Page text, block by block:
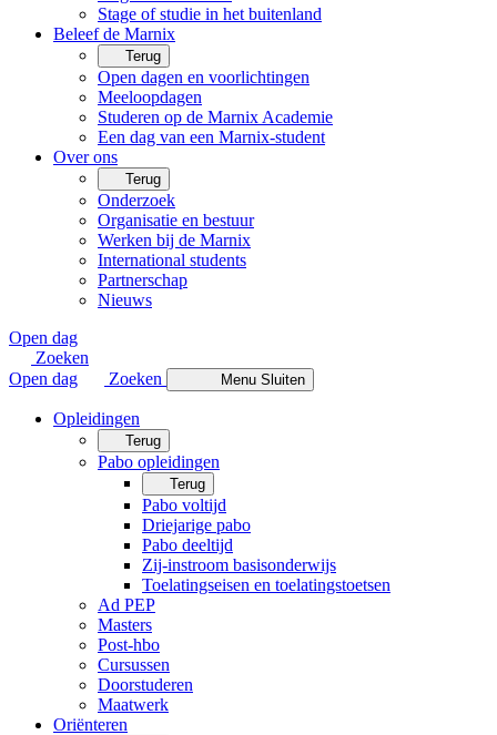
Stage of studie in het buitenland
Beleef de Marnix
Terug
Open dagen en voorlichtingen
Meeloopdagen
Studeren op de Marnix Academie
Een dag van een Marnix-student
Over ons
Terug
Onderzoek
Organisatie en bestuur
Werken bij de Marnix
International students
Partnerschap
Nieuws
Open dag
Zoeken
Open dag
Zoeken Menu Sluiten
Opleidingen
Terug
Pabo opleidingen
Terug
Pabo voltijd
Driejarige pabo
Pabo deeltijd
Zij-instroom basisonderwijs
Toelatingseisen en toelatingstoetsen
Ad PEP
Masters
Post-hbo
Cursussen
Doorstuderen
Maatwerk
Oriënteren